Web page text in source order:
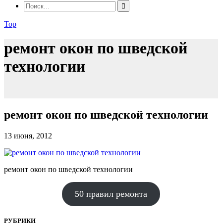
Top
ремонт окон по шведской
технологии
ремонт окон по шведской технологии
13 июня, 2012
ремонт окон по шведской технологии
50 правил ремонта
РУБРИКИ